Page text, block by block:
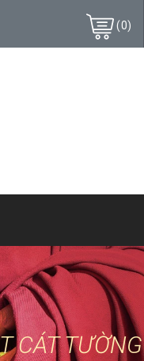
(0)
SẢN PHẨM
CÁT TƯỜNG